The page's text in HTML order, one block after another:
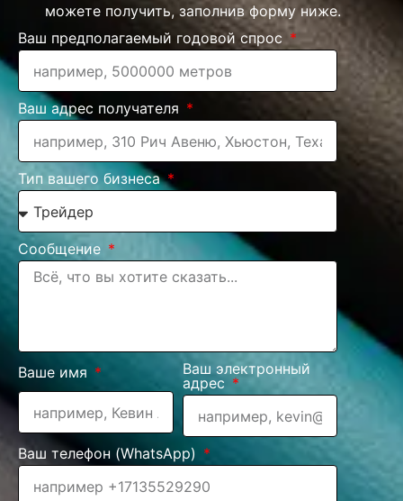
можете получить, заполнив форму ниже.
Ваш предполагаемый годовой спрос
Ваш адрес получателя
Тип вашего бизнеса
Сообщение
Ваше имя
Ваш электронный
адрес
Ваш телефон (WhatsApp)